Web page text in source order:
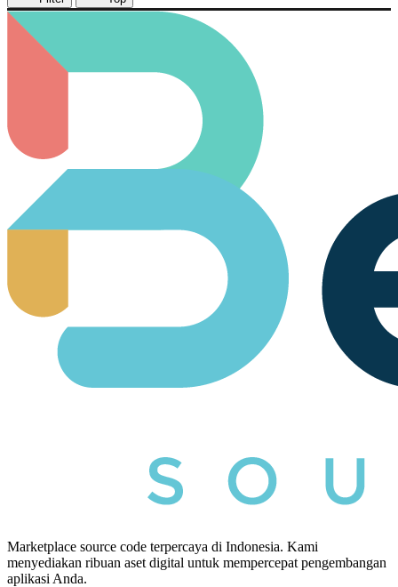
Marketplace source code terpercaya di Indonesia. Kami
menyediakan ribuan aset digital untuk mempercepat pengembangan
aplikasi Anda.